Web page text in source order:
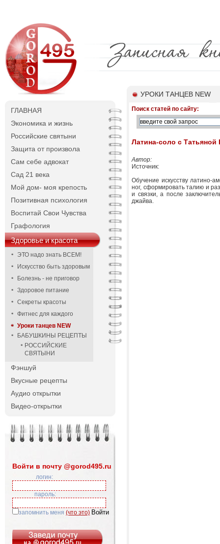
ГЛАВНАЯ
Экономика и жизнь
Российские святыни
Защита от произвола
Сам себе адвокат
Сад 21 века
Мой дом- моя крепость
Позитивная психология
Воспитай Свои Чувства
Графология
Здоровье и красота
ЭТО надо знать ВСЕМ!
Искусство быть здоровым
Болезнь - не приговор
Здоровое питание
Секреты красоты
Фитнес для каждого
Уроки танцев NEW
БАБУШКИНЫ РЕЦЕПТЫ
РОССИЙСКИЕ
СВЯТЫНИ
Фэншуй
Вкусные рецепты
Аудио открытки
Видео-открытки
Войти в почту @gorod495.ru
логин:
пароль:
запомнить меня (что это)
УРОКИ ТАНЦЕВ NEW
Поиск статей по сайту:
Латина-соло с Татьяной
Автор:
Источник:
Обучение искусству латино-
ног, сформировать талию и
и связки, а после
джайва.